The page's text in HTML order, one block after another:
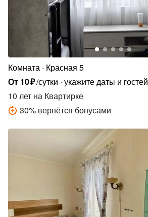
Комната Красная 5
От 10₽/сутки укажите даты и гостей
10 лет на Квартирке
30% вернётся бонусами